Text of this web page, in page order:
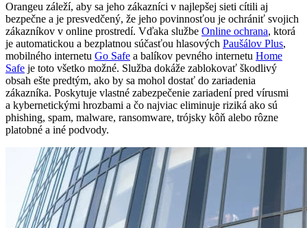
Orangeu záleží, aby sa jeho zákazníci v najlepšej sieti cítili aj
bezpečne a je presvedčený, že jeho povinnosťou je ochrániť svojich
zákazníkov v online prostredí. Vďaka službe Online ochrana, ktorá
je automatickou a bezplatnou súčasťou hlasových Paušálov Plus,
mobilného internetu Go Safe a balíkov pevného internetu Home
Safe je toto všetko možné. Služba dokáže zablokovať škodlivý
obsah ešte predtým, ako by sa mohol dostať do zariadenia
zákazníka. Poskytuje vlastné zabezpečenie zariadení pred vírusmi
a kybernetickými hrozbami a čo najviac eliminuje riziká ako sú
phishing, spam, malware, ransomware, trójsky kôň alebo rôzne
platobné a iné podvody.